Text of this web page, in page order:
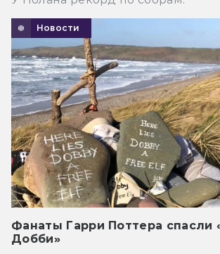
Новости
Фанаты Гарри Поттера спасли
Добби»